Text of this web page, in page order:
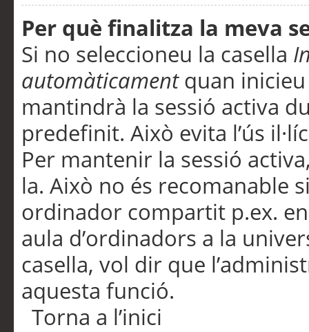
Per què finalitza la meva
Si no seleccioneu la casella
automàticamentquan inicieu
mantindrà la sessió activa
predefinit. Això evita l’ús
Per mantenir la sessió
la. Això no és recomanable
ordinador compartit p.ex.
aula d’ordinadors a la
casella, vol dir que
aquesta funció.
Torna a l’inici